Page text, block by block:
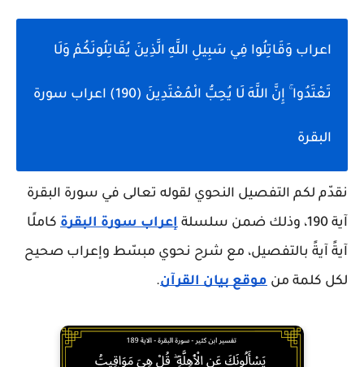
اعراب وَقَاتِلُوا فِي سَبِيلِ اللَّهِ الَّذِينَ يُقَاتِلُونَكُمْ وَلَا
تَعْتَدُوا ۚ إِنَّ اللَّهَ لَا يُحِبُّ الْمُعْتَدِينَ (190) اعراب سورة
البقرة
نقدّم لكم التفصيل النحوي لقوله تعالى في سورة البقرة
آية 190، وذلك ضمن سلسلة
إعراب سورة البقرة كاملًا
آيةً آيةً بالتفصيل، مع شرح نحوي مبسّط وإعراب صحيح
لكل كلمة من موقع بيان القرآن.